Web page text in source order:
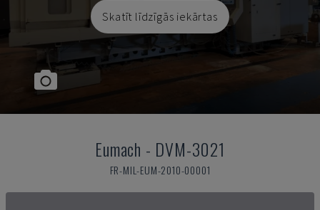
Skatīt līdzīgās iekārtas
Eumach - DVM-3021
FR-MIL-EUM-2010-00001